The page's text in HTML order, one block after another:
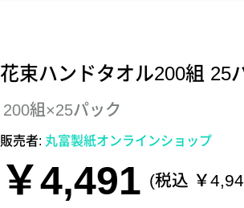
花束ハンドタオル200組 25
200組×25パック
販売者: 丸富製紙オンラインショップ
￥4,491 (税込 ￥